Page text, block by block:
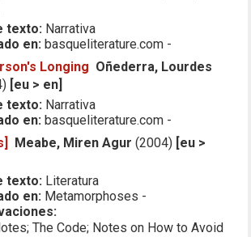
texto: Narrativa
en: basqueliterature.com -
Longing Oñederra, Lourdes
[eu > en]
texto: Narrativa
en: basqueliterature.com -
Meabe, Miren Agur (2004) [eu >
texto: Literatura
en: Metamorphoses -
The Code; Notes on How to Avoid